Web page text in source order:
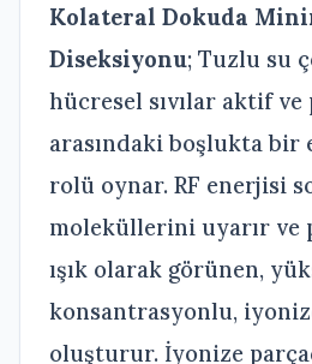
Kolateral Dokuda
Diseksiyonu; Tuzlu su
hücresel sıvılar aktif
arasındaki boşlukta
rolü oynar. RF enerjisi
moleküllerini uyarır ve
ışık olarak görünen,
konsantrasyonlu,
oluşturur. İyonize